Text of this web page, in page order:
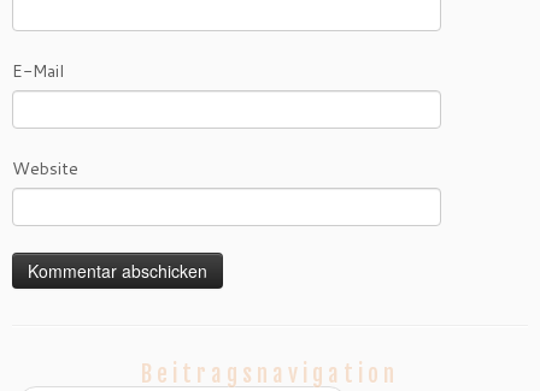
E-Mail
Website
Beitragsnavigation